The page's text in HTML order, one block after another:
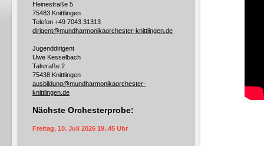
Heinestraße 5
75483 Knittlingen
Telefon +49 7043 31313
dirigent@mundharmonikaorchester-knittlingen.de
Jugenddirigent
Uwe Kesselbach
Talstraße 2
75438 Knittlingen
ausbildung@mundharmonikaorchester-
knittlingen.de
Nächste Orchesterprobe:
Freitag, 10. Juli 2026 19..45 Uhr